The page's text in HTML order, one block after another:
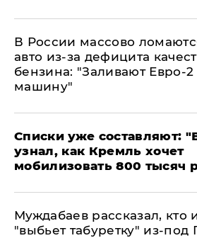
В России массово
авто из-за дефицита
бензина: "Заливают Евро-
машину"
Списки уже составляют:
узнал, как Кремль хочет
мобилизовать 800 тысяч
Муждабаев рассказал, кто
"выбьет табуретку" из-под